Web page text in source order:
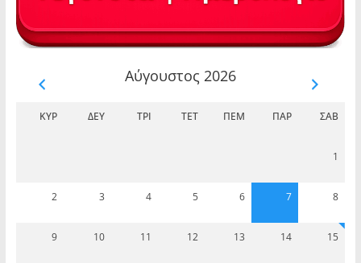
Αύγουστος 2026
ΚΥΡ ΔΕΥ ΤΡΊ ΤΕΤ ΠΈΜ ΠΑΡ ΣΆΒ
1
2 3 4 5 6 7 8
9 10 11 12 13 14 15